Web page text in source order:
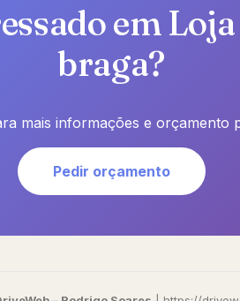
em
braga?
mais informações e orçamento
Pedir orçamento